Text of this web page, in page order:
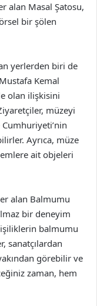
alan Masal Şatosu,
bir şölen
yerlerden biri de
Kemal
olan ilişkisini
müzeyi
Ayrıca, müze
ait objeleri
alan Balmumu
bir deneyim
balmumu
sanatçılardan
görebilir ve
zaman, hem